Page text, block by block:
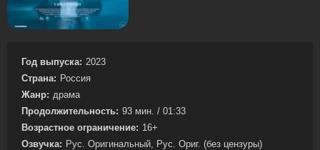
Год выпуска: 2023
Страна: Россия
Жанр: драма
Продолжительность: 93 мин. / 01:33
Возрастное ограничение: 16+
Озвучка: Рус. Оригинальный, Рус. Ориг. (без цензуры)